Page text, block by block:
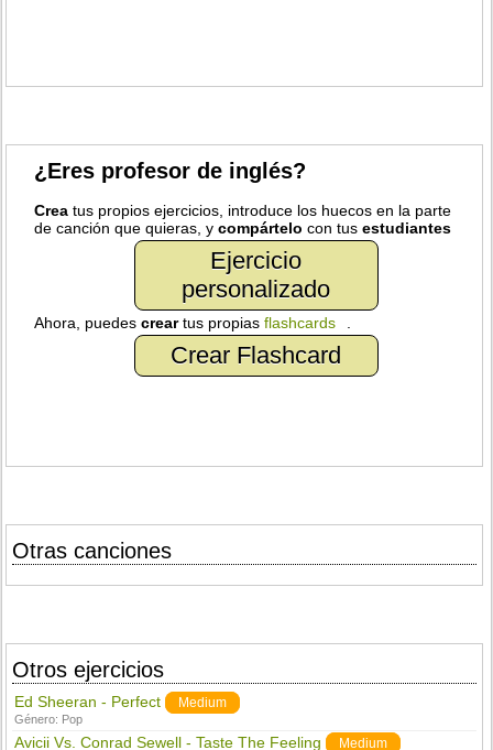
¿Eres profesor de inglés?
Crea tus propios ejercicios, introduce los huecos en la parte
de canción que quieras, ycompártelo con tusestudiantes
Ejercicio
personalizado
Ahora, puedescreartus propiasflashcards
Crear Flashcard
Otras canciones
Otros ejercicios
Ed Sheeran - Perfect Medium
Género: Pop
Avicii Vs. Conrad Sewell - Taste The Feeling Medium